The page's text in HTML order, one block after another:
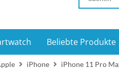
Beliebte Produkte
iPhone iPhone 11 Pro